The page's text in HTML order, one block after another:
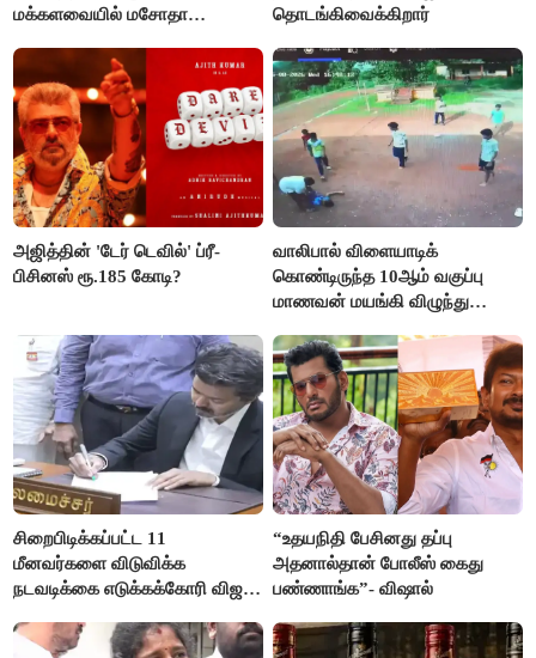
மக்களவையில் மசோதா
தொடங்கிவைக்கிறார்
அஜித்தின் 'டேர் டெவில்' ப்ரீ-
பிசினஸ் ரூ.185 கோடி?
வாலிபால் விளையாடிக்
கொண்டிருந்த 10ஆம் வகுப்பு
மாணவன் மயங்கி விழுந்து
சிறைபிடிக்கப்பட்ட 11
மீனவர்களை விடுவிக்க
நடவடிக்கை எடுக்கக்கோரி விஜய்
“உதயநிதி பேசினது தப்பு
அதனால்தான் போலீஸ் கைது
பண்ணாங்க”- விஷால்